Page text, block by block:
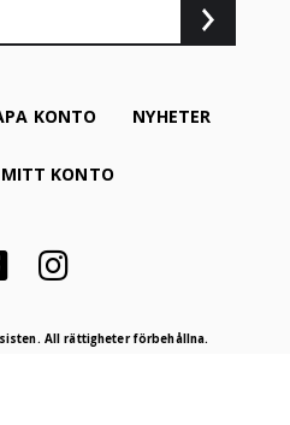
KONTO NYHETER
MITT KONTO
All rättigheter förbehållna.